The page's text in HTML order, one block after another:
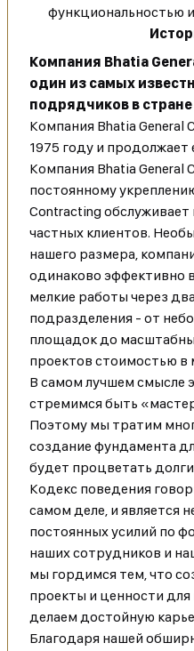
функциональностью
Компания Bhatia
один из самых
подрядчиков в стране
Компания Bhatia General
1975 году и продолжает
Компания Bhatia General
постоянному
Contracting обслуживает
частных клиентов.
нашего размера,
одинаково эффективно
мелкие работы через
подразделения - от
площадок до
проектов стоимостью
В самом лучшем смысле
стремимся быть
Поэтому мы тратим
создание фундамента
будет процветать
Кодекс поведения
самом деле, и является
постоянных усилий по
наших сотрудников и
мы гордимся тем, что
проекты и ценности для
делаем достойную
Благодаря нашей